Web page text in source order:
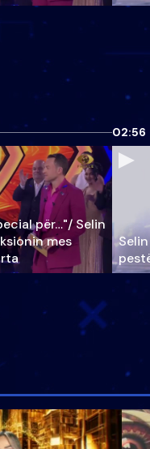
për…"/ Selin
mes
02:56